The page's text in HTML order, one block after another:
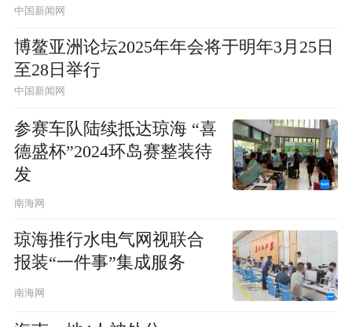
中国新闻网
博鳌亚洲论坛2025年年会将于明年3月25日
至28日举行
中国新闻网
参赛车队陆续抵达琼海 “喜
德盛杯”2024环岛赛整装待
发
南海网
琼海推行水电气网视联合
报装“一件事”集成服务
南海网